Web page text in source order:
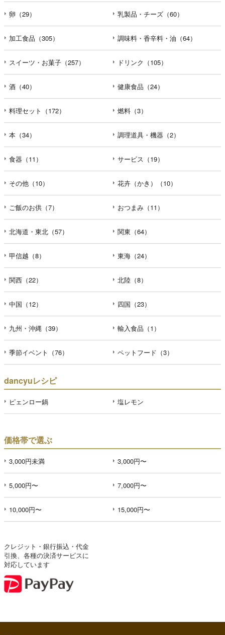
卵（29） 乳製品・チーズ（60）
加工食品（305） 調味料・香辛料・油（64）
スイーツ・お菓子（257） ドリンク（105）
酒（40） 健康食品（24）
料理セット（172） 燃料（3）
本（34） 調理道具・機器（2）
食器（11） サービス（19）
その他（10） 花卉（かき）（10）
ご飯のお供（7） おつまみ（11）
北海道・東北（57） 関東（64）
甲信越（8） 東海（24）
関西（22） 北陸（8）
中国（12） 四国（23）
九州・沖縄（39） 輸入食品（1）
季節イベント（76） ペットフード（3）
dancyuレシピ
ピェンロー鍋 塩レモン
価格帯で選ぶ
3,000円未満 3,000円〜
5,000円〜 7,000円〜
10,000円〜 15,000円〜
クレジット・銀行振込・代金
引換、各種の決済サービスに
対応しています